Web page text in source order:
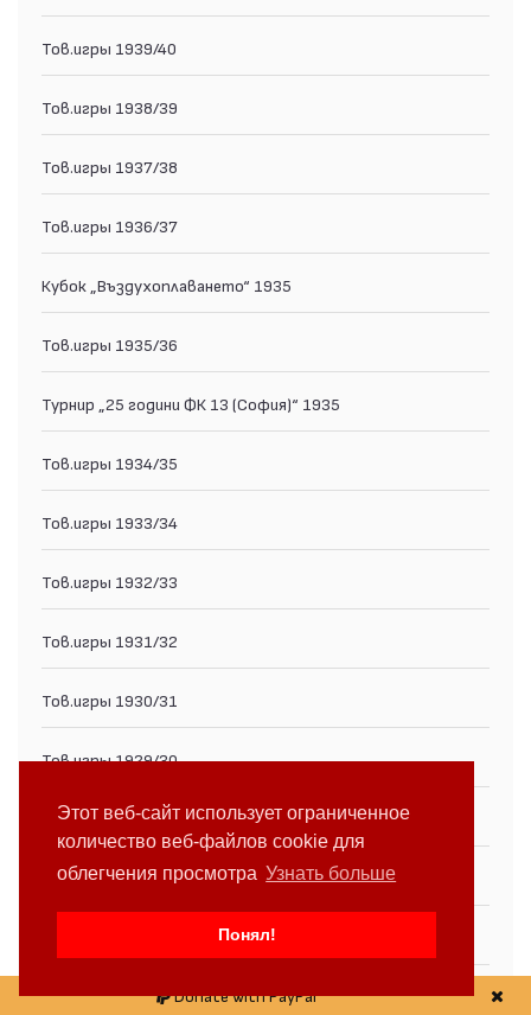
Этот веб-сайт использует ограниченное
количество веб-файлов cookie для
облегчения просмотра Узнать больше
Понял!
Тов.игры 1939/40
Тов.игры 1938/39
Тов.игры 1937/38
Тов.игры 1936/37
Кубок „Въздухоплаването“ 1935
Тов.игры 1935/36
Турнир „25 години ФК 13 (София)“ 1935
Тов.игры 1934/35
Тов.игры 1933/34
Тов.игры 1932/33
Тов.игры 1931/32
Тов.игры 1930/31
Тов.игры 1929/30
Тов.игры 1928/29
Тов.игры 1927/28
Тов.игры 1925/26Donate with PayPal